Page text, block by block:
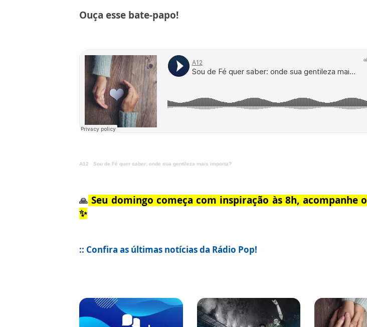
Ouça esse bate-papo!
A12 · Sou de Fé quer saber: onde sua gentileza mais importa?
🙏 Seu domingo começa com inspiração às 8h, acompanhe o
✨
:: Confira as últimas notícias da Rádio Pop!